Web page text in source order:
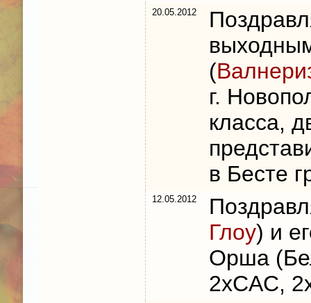
20.05.2012
(
г.
класса,
в Бесте
12.05.2012
Глоу) и
Орша
2xCAC,